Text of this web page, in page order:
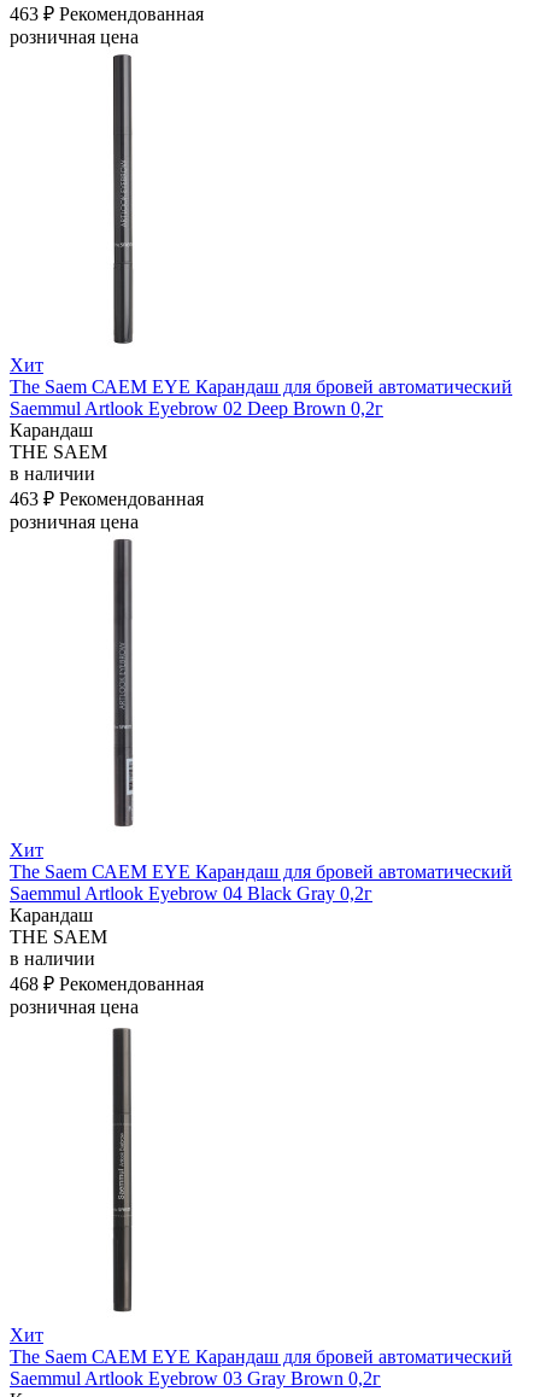
463 ₽ Рекомендованная
розничная цена
Хит
The Saem САЕМ EYE Карандаш для бровей автоматический
Saemmul Artlook Eyebrow 02 Deep Brown 0,2г
Карандаш
THE SAEM
в наличии
463 ₽ Рекомендованная
розничная цена
Хит
The Saem САЕМ EYE Карандаш для бровей автоматический
Saemmul Artlook Eyebrow 04 Black Gray 0,2г
Карандаш
THE SAEM
в наличии
468 ₽ Рекомендованная
розничная цена
Хит
The Saem САЕМ EYE Карандаш для бровей автоматический
Saemmul Artlook Eyebrow 03 Gray Brown 0,2г